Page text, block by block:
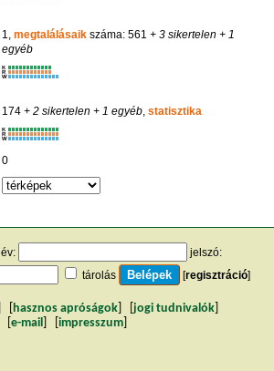
1, megtalálásaikszáma: 561 + 3 sikertelen + 1
egyéb
K
R
W
174+ 2 sikertelen + 1 egyéb, statisztika
K
R
W
0
jelszó:
tárolás
[regisztráció]
hasznos apróságok jogi tudnivalók
e-mail impresszum]